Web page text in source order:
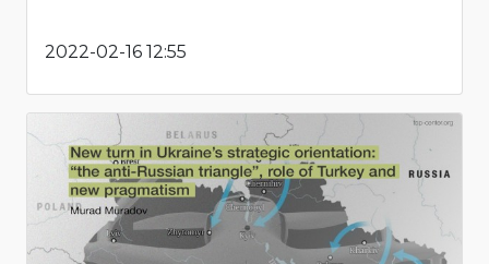
2022-02-16 12:55